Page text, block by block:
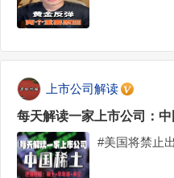
上市公司解读
每天解读一家上市公司：中
#美国将禁止